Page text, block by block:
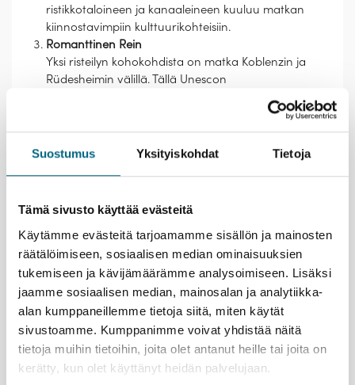
Suostumus Yksityiskohdat Tietoja
Tämä sivusto käyttää evästeitä
Käytämme evästeitä tarjoamamme sisällön ja mainosten
räätälöimiseen, sosiaalisen median ominaisuuksien
tukemiseen ja kävijämäärämme analysoimiseen. Lisäksi
jaamme sosiaalisen median, mainosalan ja analytiikka-
alan kumppaneillemme tietoja siitä, miten käytät
sivustoamme. Kumppanimme voivat yhdistää näitä
tietoja muihin tietoihin, joita olet antanut heille tai joita on
kerätty, kun olet käyttänyt heidän palvelujaan.
ristikkotaloineen ja kanaaleineen kuuluu matkan
kiinnostavimpiin kulttuurikohteisiin.
Romanttinen Rein
Yksi risteilyn kohokohdista on matka Koblenzin ja
Rüdesheimin välillä. Tällä Unescon
maailmanperintöalueella jokirantoja reunustavat
viiniviljelmät, linnat ja historialliset pikkukaupungit.
Reitin tunnetuin maamerkki on Loreley-kallio, joka
on osa Reinin jokiliikenteen ja paikallisten tarinoiden
Lähtemällä tälle matkalle kasvatat Suomeen uutta
metsää ja työllistät suomalaisia nuoria.Lue lisää
vastuullisuusteosta.
Esittely
Varausohje